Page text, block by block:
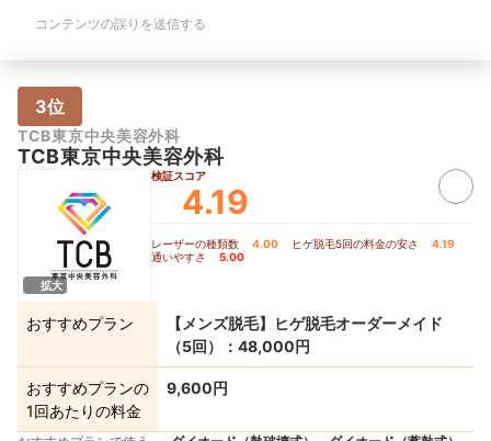
ります。また、初回の施術前には、肌が
これまで以上に気を使うようになりまし
た。予約の変更やキャンセルのルールに
少し厳密な部分があるため、スケジュー
ル管理に注意が必要です。
人にとっては、少
る瞬間があるかも
コンテンツの誤りを送信する
3位
TCB東京中央美容外科
TCB東京中央美容外科
拡大
検証スコア
4.19
レーザーの種類数 4.00 ヒゲ脱毛5回の料金の安さ 4.19
通いやすさ 5.00
おすすめプラン
【メンズ脱毛】ヒゲ脱毛オーダーメイド
（5回）：48,000円
おすすめプランの
1回あたりの料金
9,600円